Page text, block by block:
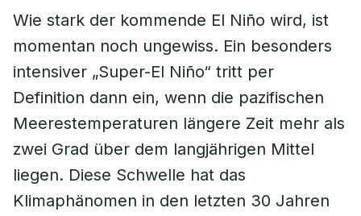
Wie stark der kommende El Niño wird, ist
momentan noch ungewiss. Ein besonders
intensiver „Super-El Niño“ tritt per
Definition dann ein, wenn die pazifischen
Meerestemperaturen längere Zeit mehr als
zwei Grad über dem langjährigen Mittel
liegen. Diese Schwelle hat das
Klimaphänomen in den letzten 30 Jahren